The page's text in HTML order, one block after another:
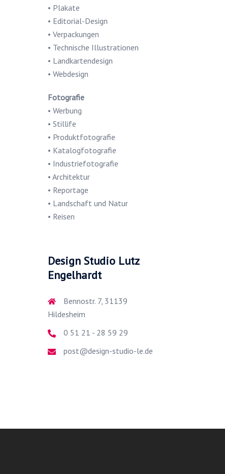
• Plakate
• Editorial-Design
• Verpackungen
• Technische Illustrationen
• Landkartendesign
• Webdesign
Fotografie
• Werbung
• Stillife
• Produktfotografie
• Katalogfotografie
• Industriefotografie
• Architektur
• Reportage
• Landschaft und Natur
• Reisen
Design Studio Lutz
Engelhardt
Bennostr. 7, 31139
Hildesheim
0 51 21 - 28 59 29
post@design-studio-le.de